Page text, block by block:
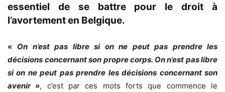
essentiel de se battre pour le droit à
l’avortement en Belgique.
« On n’est pas libre si on ne peut pas prendre les
décisions concernant son propre corps. On n’est pas libre
si on ne peut pas prendre les décisions concernant son
avenir», c’est par ces mots forts que commence le